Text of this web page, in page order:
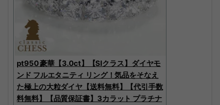
pt950 豪華【3.0ct】【SIクラス】ダイヤモ
ンド フルエタニティ リング！気品をそなえ
た極上の大粒ダイヤ【送料無料】【代引手数
料無料】【品質保証書】3カラット プラチナ